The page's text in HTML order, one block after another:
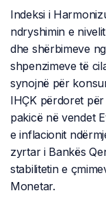
Indeksi i
ndryshimin e
dhe shërbimeve
shpenzimeve të
synojnë për
IHÇK përdoret
pakicë në vendet
e inflacionit
zyrtar i Bankës
stabilitetin e
Monetar.